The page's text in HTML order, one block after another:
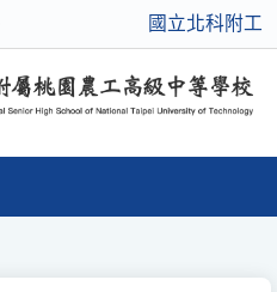
國立北科附工